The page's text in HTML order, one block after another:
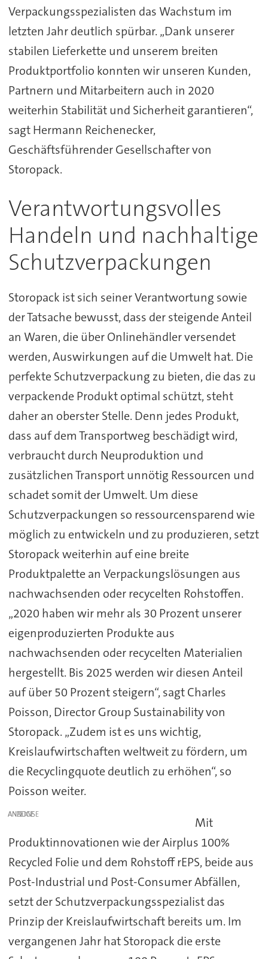
Verpackungsspezialisten das Wachstum im
letzten Jahr deutlich spürbar. „Dank unserer
stabilen Lieferkette und unserem breiten
Produktportfolio konnten wir unseren Kunden,
Partnern und Mitarbeitern auch in 2020
weiterhin Stabilität und Sicherheit garantieren“,
sagt Hermann Reichenecker,
Geschäftsführender Gesellschafter von
Storopack.
Verantwortungsvolles
Handeln und nachhaltige
Schutzverpackungen
Storopack ist sich seiner Verantwortung sowie
der Tatsache bewusst, dass der steigende Anteil
an Waren, die über Onlinehändler versendet
werden, Auswirkungen auf die Umwelt hat. Die
perfekte Schutzverpackung zu bieten, die das zu
verpackende Produkt optimal schützt, steht
daher an oberster Stelle. Denn jedes Produkt,
dass auf dem Transportweg beschädigt wird,
verbraucht durch Neuproduktion und
zusätzlichen Transport unnötig Ressourcen und
schadet somit der Umwelt. Um diese
Schutzverpackungen so ressourcensparend wie
möglich zu entwickeln und zu produzieren, setzt
Storopack weiterhin auf eine breite
Produktpalette an Verpackungslösungen aus
nachwachsenden oder recycelten Rohstoffen.
„2020 haben wir mehr als 30 Prozent unserer
eigenproduzierten Produkte aus
nachwachsenden oder recycelten Materialien
hergestellt. Bis 2025 werden wir diesen Anteil
auf über 50 Prozent steigern“, sagt Charles
Poisson, Director Group Sustainability von
Storopack. „Zudem ist es uns wichtig,
Kreislaufwirtschaften weltweit zu fördern, um
die Recyclingquote deutlich zu erhöhen“, so
Poisson weiter.
ANZEIGE
Mit
Produktinnovationen wie der Airplus 100%
Recycled Folie und dem Rohstoff rEPS, beide aus
Post-Industrial und Post-Consumer Abfällen,
setzt der Schutzverpackungsspezialist das
Prinzip der Kreislaufwirtschaft bereits um. Im
vergangenen Jahr hat Storopack die erste